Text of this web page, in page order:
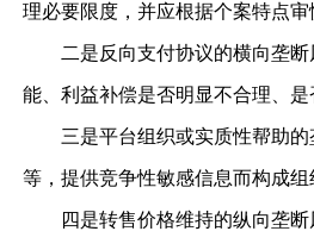
理必要限度，并应根据个案特点
二是反向支付协议的横向垄
能、利益补偿是否明显不合理、
三是平台组织或实质性帮助
等，提供竞争性敏感信息而构成组
四是转售价格维持的纵向垄